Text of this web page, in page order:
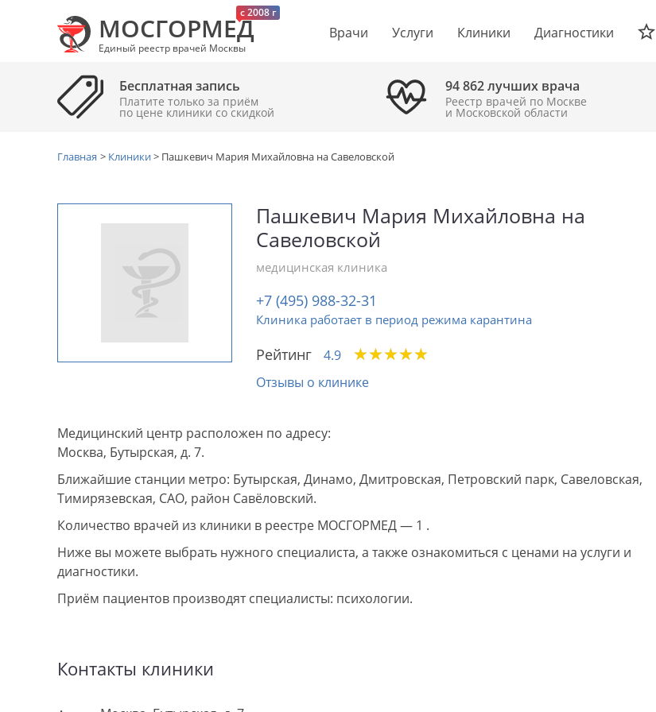
c 2008 г
МОСГОРМЕД
Единый реестр врачей Москвы
Врачи Услуги Клиники Диагностики
Бесплатная запись
Платите только за приём
по цене клиники cо скидкой
94 862 лучших врача
Реестр врачей по Москве
и Московской области
Главная > Клиники> Пашкевич Мария Михайловна на Савеловской
Пашкевич Мария Михайловна на
Савеловской
медицинская клиника
+7 (495) 988-32-31
Клиника работает в период режима карантина
Рейтинг 4.9 ★★★★★
★★★★★
Отзывы о клинике
Медицинский центр расположен по адресу:
Москва, Бутырская, д. 7.
Ближайшие станции метро: Бутырская, Динамо, Дмитровская, Петровский парк, Савеловская,
Тимирязевская, САО, район Савёловский.
Количество врачей из клиники в реестре МОСГОРМЕД — 1 .
Ниже вы можете выбрать нужного специалиста, а также ознакомиться с ценами на услуги и
диагностики.
Приём пациентов производят специалисты: психологии.
Контакты клиники